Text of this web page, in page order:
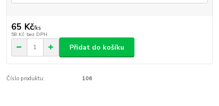
65 Kč/ks
58 Kč bez DPH
Přidat do košíku
Číslo produktu: 106